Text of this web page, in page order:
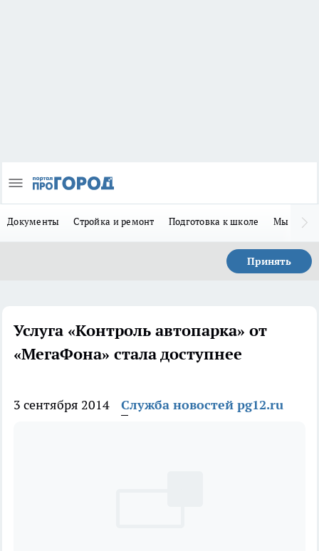
Документы Стройка и ремонт Подготовка к школе Мы в MAX
Принять
Услуга «Контроль автопарка» от
«МегаФона» стала доступнее
3 сентября 2014 Служба новостей pg12.ru